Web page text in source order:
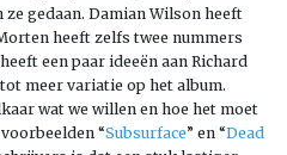
ze gedaan. Damian Wilson heeft
heeft zelfs twee nummers
een paar ideeën aan Richard
meer variatie op het album.
wat we willen en hoe het moet
“Subsurface” en “Dead